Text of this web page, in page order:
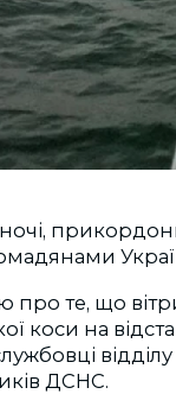
про те, що
коси на
ДСНС.